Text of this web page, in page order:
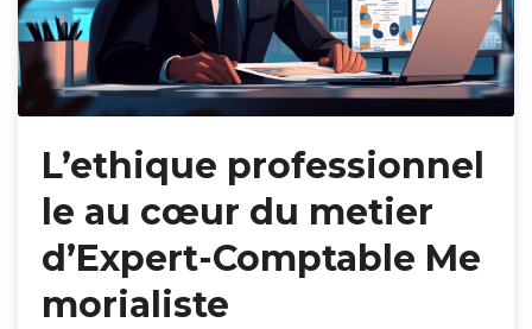
L’ethique professionnel
le au cœur du metier
d’Expert-Comptable Me
morialiste